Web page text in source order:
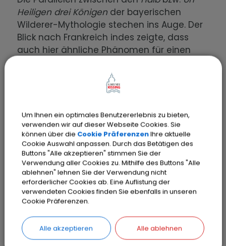
Heiligen drei Königen der bayerischen
Wilderer-Mythologie stechen ins Auge. Der
Blick nach Frankreich indes zeigte, dass
auch hier ähnliche Phänomen für einen
standen, in dem sich die europäischen
Gesellschaften im Übergang von den alten
Bürgergesellschaft befanden. In diesem
Sinne bezeichnet auch Waldemar Nowey
den Bayerischen Hiasl als „Signal seiner
Zeit“[2]- und so müssen Legende und
historische Figur des ´gerechten Räubers´
auch verstanden werden.
Um Ihnen ein optimales Benutzererlebnis zu bieten,
verwenden wir auf dieser Webseite Cookies. Sie
können über die Cookie PräferenzenIhre aktuelle
Cookie Auswahl anpassen. Durch das Betätigen des
Buttons "Alle akzeptieren" stimmen Sie der
Verwendung aller Cookies zu. Mithilfe des Buttons "Alle
ablehnen" lehnen Sie der Verwendung nicht
erforderlicher Cookies ab. Eine Auflistung der
verwendeten Cookies finden Sie ebenfalls in unseren
Cookie Präferenzen.
Alle akzeptieren Alle ablehnen